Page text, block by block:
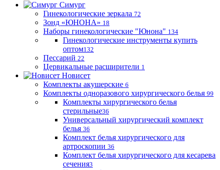
Симург
Гинекологические зеркала 72
Зонд «ЮНОНА» 18
Наборы гинекологические "Юнона" 134
Гинекологические инструменты купить
оптом132
Пессарий 22
Цервикальные расширители 1
Новисет
Комплекты акушерские 6
Комплекты одноразового хирургического белья 99
Комплекты хирургического белья
стерильные36
Универсальный хирургический комплект
белья 36
Комплект белья хирургического для
артроскопии 36
Комплект белья хирургического для кесарева
сечения3